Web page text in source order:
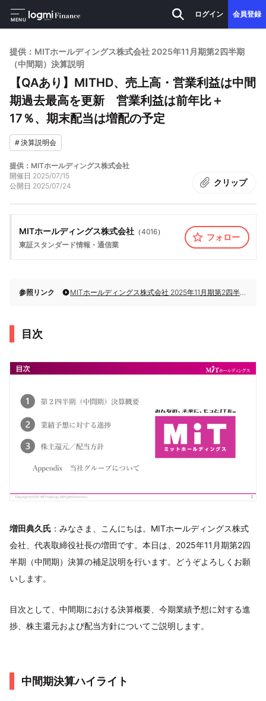
MENU
ログイン 会員登録
提供：MITホールディングス株式会社 2025年11月期第2四半期
（中間期）決算説明
【QAあり】MITHD、売上高・営業利益は中間
期過去最高を更新 営業利益は前年比＋
17％、期末配当は増配の予定
#決算説明会
提供：MITホールディングス株式会社
開催日 2025/07/15
公開日 2025/07/24 クリップ
MITホールディングス株式会社 （4016）
東証スタンダード情報・通信業
フォロー
参照リンク MITホールディングス株式会社 2025年11月期第2四半期（中間期）決算説明
目次
増田典久氏 ：みなさま、こんにちは。MITホールディングス株式
会社、代表取締役社長の増田です。本日は、2025年11月期第2四
半期（中間期）決算の補足説明を行います。どうぞよろしくお願
いします。
目次として、中間期における決算概要、今期業績予想に対する進
捗、株主還元および配当方針についてご説明します。
中間期決算ハイライト